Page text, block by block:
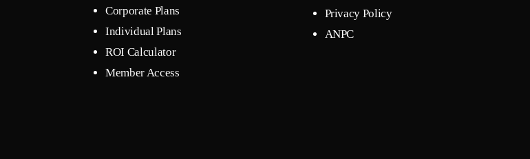
Corporate Plans
Individual Plans
ROI Calculator
Member Access
Privacy Policy
ANPC